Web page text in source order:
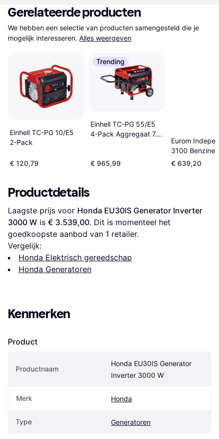
Gerelateerde producten
We hebben een selectie van producten samengesteld die je
mogelijk interesseren. Alles weergeven
Einhell TC-PG 10/E5
2-Pack
€ 120,79
Trending
Einhell TC-PG 55/E5
4-Pack Aggregaat 7.5
€ 965,99
Eurom
3100 Benzine
€ 639,20
Productdetails
Laagste prijs voor Honda EU30IS Generator Inverter
3000 W is € 3.539,00. Dit is momenteel het
goedkoopste aanbod van 1 retailer.
Vergelijk:
Honda Elektrisch gereedschap
Honda Generatoren
Kenmerken
Product
Productnaam
Honda EU30IS Generator
Inverter 3000 W
Merk Honda
Type Generatoren